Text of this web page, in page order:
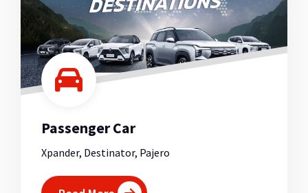
Passenger Car
Xpander, Destinator, Pajero